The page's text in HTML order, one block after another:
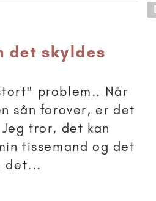
det skyldes
problem.. Når
sån forover, er det
tror, det kan
tissemand og det
det...